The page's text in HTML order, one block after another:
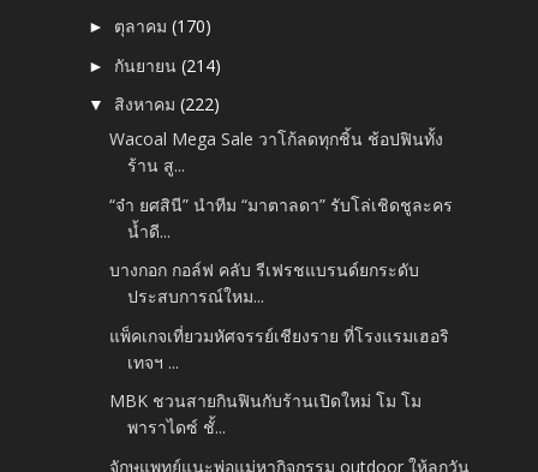
► ตุลาคม(170)
► กันยายน(214)
▼ สิงหาคม(222)
Wacoal Mega Sale วาโก้ลดทุกชิ้น ช้อปฟินทั้ง
ร้าน สู...
“จ๋า ยศสินี” นำทีม “มาตาลดา” รับโล่เชิดชูละคร
น้ำดี...
บางกอก กอล์ฟ คลับ รีเฟรชแบรนด์ยกระดับ
ประสบการณ์ใหม...
แพ็คเกจเที่ยวมหัศจรรย์เชียงราย ที่โรงแรมเฮอริ
เทจฯ ...
MBK ชวนสายกินฟินกับร้านเปิดใหม่ โม โม
พาราไดซ์ ชั้...
จักษุแพทย์แนะพ่อแม่หากิจกรรม outdoor ให้ลูกวัน